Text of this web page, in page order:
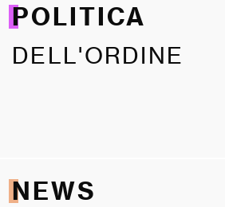
POLITICA
DELL'ORDINE
NEWS